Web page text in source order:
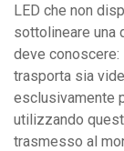
LED che non
sottolineare una
deve conoscere:
trasporta sia
esclusivamente
utilizzando
trasmesso al